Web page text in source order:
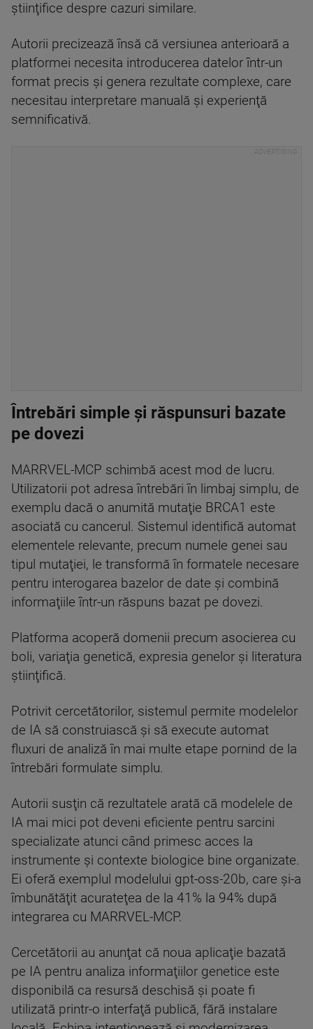
ştiinţifice despre cazuri similare.
Autorii precizează însă că versiunea anterioară a
platformei necesita introducerea datelor într-un
format precis şi genera rezultate complexe, care
necesitau interpretare manuală şi experienţă
semnificativă.
Întrebări simple și răspunsuri bazate
pe dovezi
MARRVEL-MCP schimbă acest mod de lucru.
Utilizatorii pot adresa întrebări în limbaj simplu, de
exemplu dacă o anumită mutaţie BRCA1 este
asociată cu cancerul. Sistemul identifică automat
elementele relevante, precum numele genei sau
tipul mutaţiei, le transformă în formatele necesare
pentru interogarea bazelor de date şi combină
informaţiile într-un răspuns bazat pe dovezi.
Platforma acoperă domenii precum asocierea cu
boli, variaţia genetică, expresia genelor şi literatura
ştiinţifică.
Potrivit cercetătorilor, sistemul permite modelelor
de IA să construiască şi să execute automat
fluxuri de analiză în mai multe etape pornind de la
întrebări formulate simplu.
Autorii susţin că rezultatele arată că modelele de
IA mai mici pot deveni eficiente pentru sarcini
specializate atunci când primesc acces la
instrumente şi contexte biologice bine organizate.
Ei oferă exemplul modelului gpt-oss-20b, care şi-a
îmbunătăţit acurateţea de la 41% la 94% după
integrarea cu MARRVEL-MCP.
Cercetătorii au anunţat că noua aplicaţie bazată
pe IA pentru analiza informaţiilor genetice este
disponibilă ca resursă deschisă şi poate fi
utilizată printr-o interfaţă publică, fără instalare